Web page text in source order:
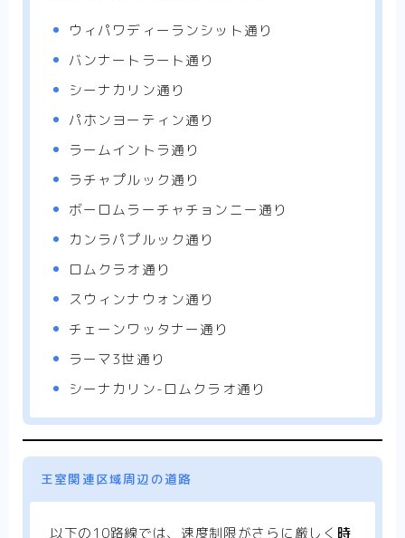
運営者情報
AI Sitemap (LLMs.txt)
Instagram認証コールバック
著作権について
バンコクぐるめ部
คู่มือแนะนำร้านอาหารญี่ปุ่นในกรุงเทพฯ
タイムラインバンコク｜タイの観光・グルメ・生
ウィパワディーランシット通り
バンナートラート通り
シーナカリン通り
パホンヨーティン通り
ラームイントラ通り
ラチャプルック通り
ボーロムラーチャチョンニー通り
カンラパプルック通り
ロムクラオ通り
スウィンナウォン通り
チェーンワッタナー通り
ラーマ3世通り
シーナカリン-ロムクラオ通り
王室関連区域周辺の道路
以下の10路線では、速度制限がさらに厳しく 時